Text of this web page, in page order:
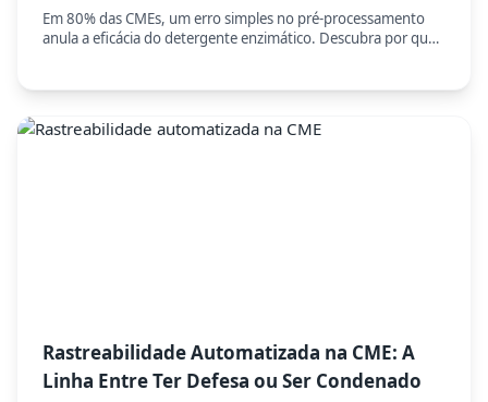
Compromete a Esterilização
Em 80% das CMEs, um erro simples no pré-processamento
anula a eficácia do detergente enzimático. Descubra por que
Rastreabilidade Automatizada na CME: A
Linha Entre Ter Defesa ou Ser Condenado